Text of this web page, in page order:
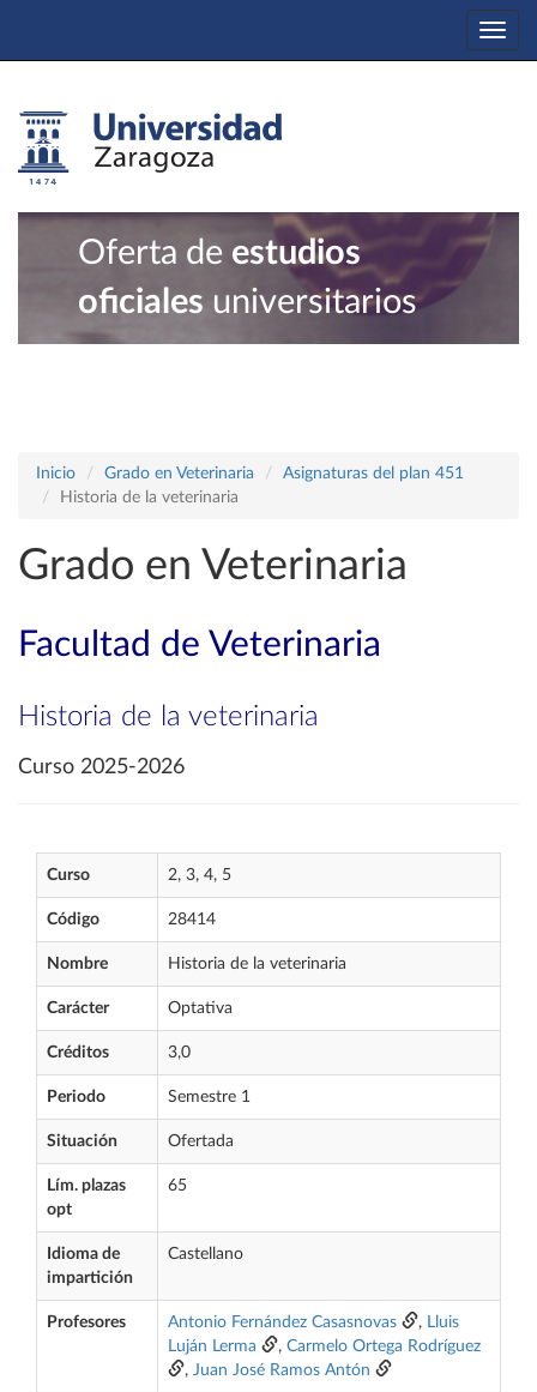
Oferta de estudios
oficiales universitarios
Inicio Grado en Veterinaria
Asignaturas del plan 451
Historia de la veterinaria
Grado en Veterinaria
Facultad de Veterinaria
Historia de la veterinaria
Curso 2025-2026
Curso 2, 3, 4, 5
Código 28414
Nombre Historia de la veterinaria
Carácter Optativa
Créditos 3,0
Periodo Semestre 1
Situación Ofertada
Lím. plazas
opt
65
Idioma de
impartición
Castellano
Profesores Antonio Fernández Casasnovas , Lluis
Luján Lerma
, Carmelo Ortega Rodríguez
, Juan José Ramos Antón